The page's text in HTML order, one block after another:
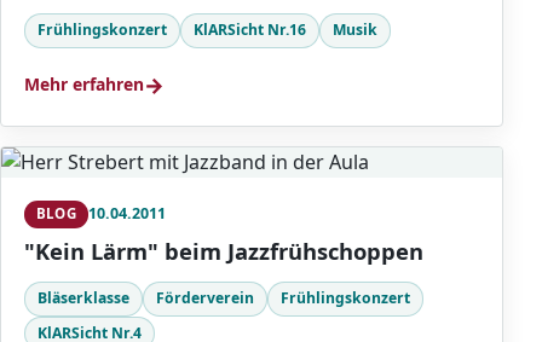
Frühlingskonzert KlARSicht Nr.16 Musik
Mehr erfahren→
BLOG 10.04.2011
"Kein Lärm" beim Jazzfrühschoppen
Bläserklasse Förderverein
Frühlingskonzert
KlARSicht Nr.4